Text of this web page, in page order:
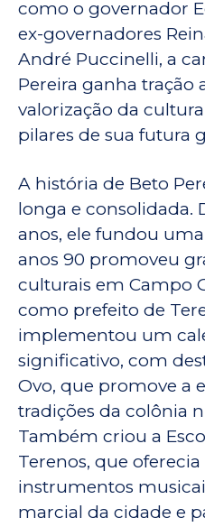
como o governador
ex-governadores
André Puccinelli, a
Pereira ganha tração
valorização da
pilares de sua futura
A história de Beto
longa e consolidada.
anos, ele fundou
anos 90 promoveu
culturais em Campo
como prefeito de
implementou um
significativo, com
Ovo, que promove a
tradições da colônia
Também criou a
Terenos, que oferecia
instrumentos
marcial da cidade e